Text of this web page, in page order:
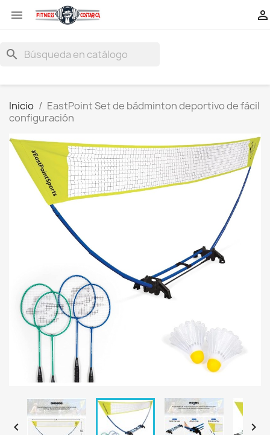
 
search
Inicio
EastPoint Set de bádminton deportivo de fácil
configuración
 